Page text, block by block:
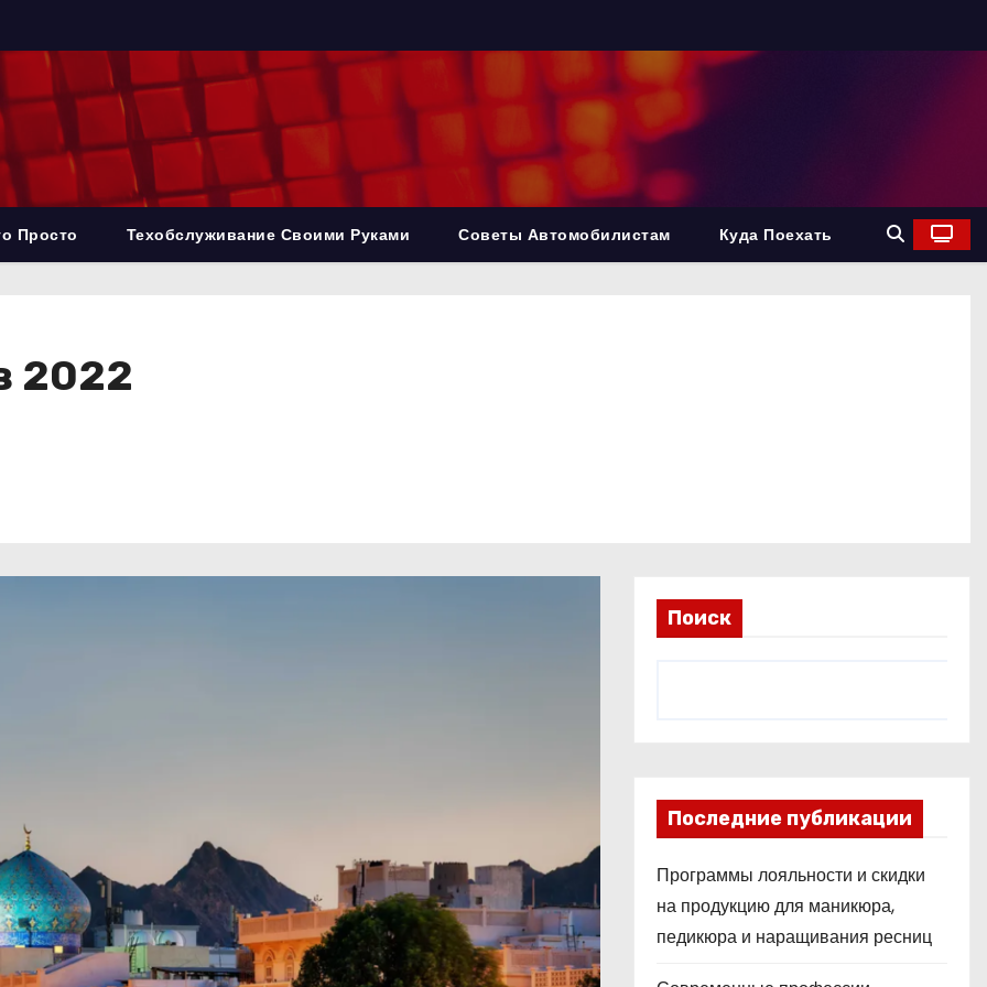
Просто Техобслуживание Своими Руками Советы Автомобилистам Куда Поехать
2022
Поиск
Последние публикации
Программы лояльности и скидки
на продукцию для маникюра,
педикюра и наращивания ресниц